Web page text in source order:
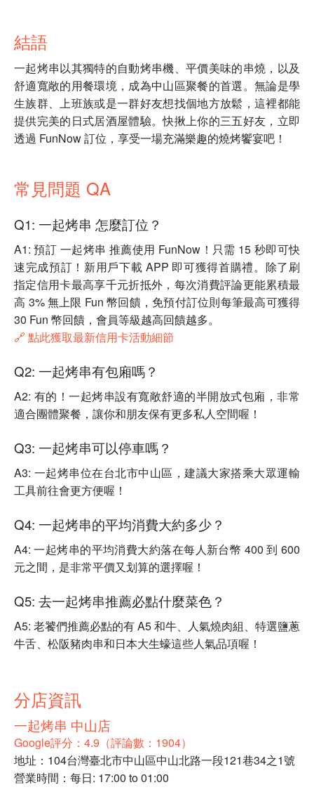
結語
一起烤串以其獨特的自動烤串機、平價美味的串燒，以及
舒適寬敞的用餐環境，成為中山區聚餐的首選。無論是學
生族群、上班族或是一群好友想找個地方放鬆，這裡都能
提供完美的日式居酒屋體驗。快揪上你的三五好友，立即
透過 FunNow 訂位，享受一場充滿樂趣的燒烤饗宴吧！
常見問題 QA
Q1: 一起烤串 怎麼訂位？
A1: 預訂 一起烤串 推薦使用 FunNow！只需 15 秒即可快
速完成預訂！新用戶下載 APP 即可獲得首購禮。除了刷
指定信用卡最高享千元折抵外，每次消費評論更能累積最
高 3% 無上限 Fun 幣回饋，免預付訂位則每筆最高可獲得
30 Fun 幣回饋，會員等級越高回饋越多。
🔗 點此獲取最新信用卡活動細節
Q2: 一起烤串有包廂嗎？
A2: 有的！一起烤串設有寬敞舒適的半開放式包廂，非常
適合團體聚餐，讓你和朋友保有更多私人空間喔！
Q3: 一起烤串可以停車嗎？
A3: 一起烤串位在台北市中山區，建議大家搭乘大眾運輸
工具前往會更方便喔！
Q4: 一起烤串的平均消費大約多少？
A4: 一起烤串的平均消費大約落在每人新台幣 400 到 600
元之間，是非常平價又划算的選擇喔！
Q5: 去一起烤串推薦必點什麼菜色？
A5: 老饕們推薦必點的有 A5 和牛、人氣燒肉組、特選鹽蔥
牛舌、松阪豬肉串和日本大生蠔這些人氣品項喔！
分店資訊
一起烤串 中山店
Google評分：4.9（評論數：1904）
地址：104台灣臺北市中山區中山北路一段121巷34之1號
營業時間：每日: 17:00 to 01:00